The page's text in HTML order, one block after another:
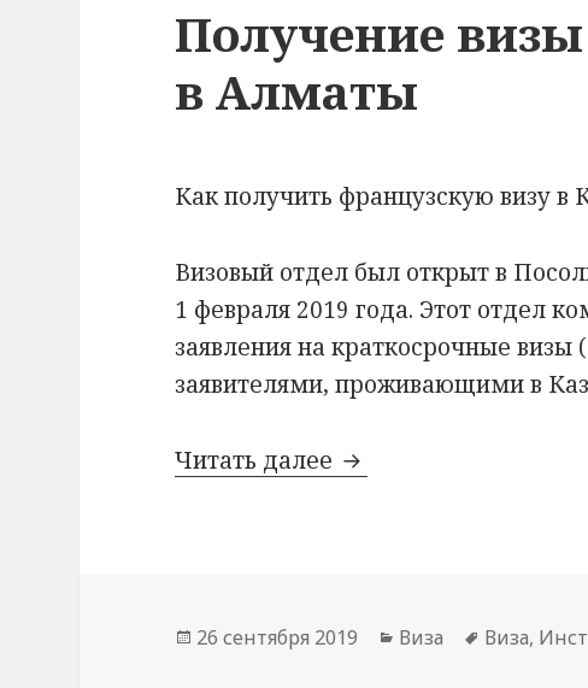
Получение
в Алматы
Как получить французскую визу в
Визовый отдел был открыт в
1 февраля 2019 года. Этот отдел
заявления на краткосрочные
заявителями, проживающими в
Читать далее Получение визы во
Опубликовано
26 сентября 2019 Рубрики
Виза Метки
Виза,